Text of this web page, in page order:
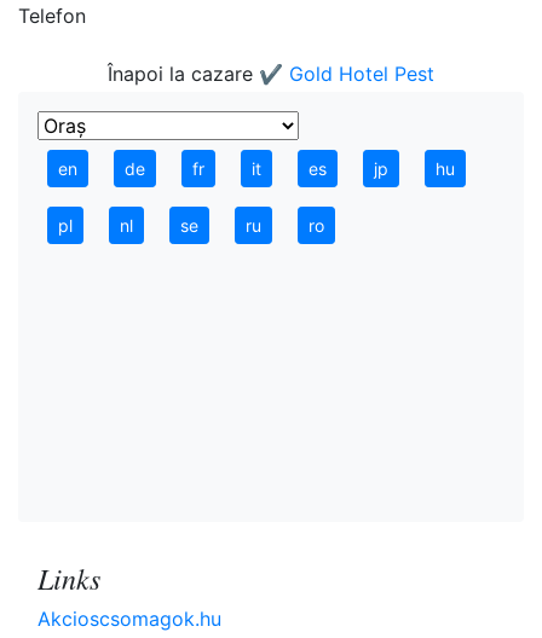
Telefon
Înapoi la cazare ✔️ Gold Hotel Pest
en de fr it es jp hu
pl nl se ru ro
Links
Akcioscsomagok.hu